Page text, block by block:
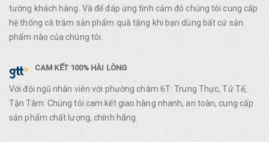
tường khách hàng. Và để đáp ứng tình cảm đó chúng tôi cung cấp
hệ thống cà trăm sản phẩm quà tặng khi bạn dùng bất cứ sản
phẩm nào của chúng tôi.
CAM KẾT 100% HÀI LÒNG
Với đội ngũ nhân viên với phường châm 6T: Trung Thực, Tử Tế,
Tận Tâm. Chúng tôi cam kết giao hàng nhanh, an toàn, cung cấp
sản phẩm chất lượng, chính hãng.